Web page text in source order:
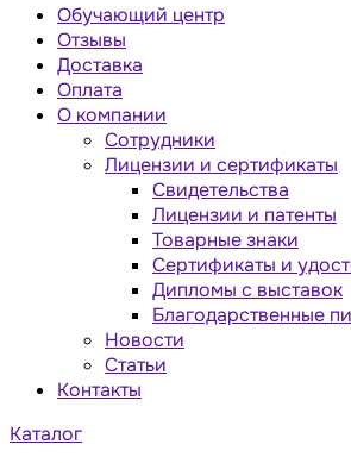
Обучающий центр
Отзывы
Доставка
Оплата
О компании
Сотрудники
Лицензии и сертификаты
Свидетельства
Лицензии и патенты
Товарные знаки
Сертификаты и
Дипломы с выставок
Благодарственные
Новости
Статьи
Контакты
Каталог